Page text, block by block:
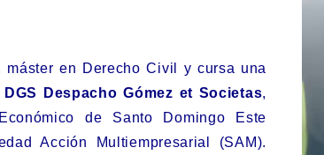
en Derecho Civil y cursa una
DGS Despacho Gómez et Societas,
de Santo Domingo Este
Acción Multiempresarial (SAM).